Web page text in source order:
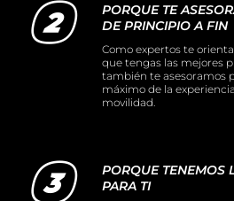
PORQUE TE
DE PRINCIPIO A FIN
Como expertos te
que tengas las mejores
también te asesoramos
máximo de la
movilidad.
PORQUE TENEMOS
PARA TI